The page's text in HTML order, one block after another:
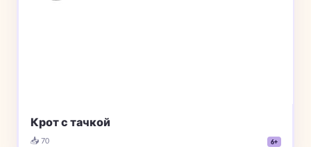
Крот с тачкой
📥 70 6+